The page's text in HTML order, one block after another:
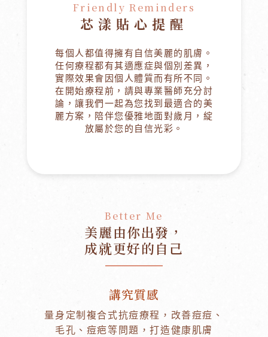
Friendly Reminders
芯漾貼心提醒
每個人都值得擁有自信美麗的肌膚。
任何療程都有其適應症與個別差異，
實際效果會因個人體質而有所不同。
在開始療程前，請與專業醫師充分討
論，讓我們一起為您找到最適合的美
麗方案，陪伴您優雅地面對歲月，綻
放屬於您的自信光彩。
Better Me
美麗由你出發，
成就更好的自己
講究質感
量身定制複合式抗痘療程，改善痘痘、
毛孔、痘疤等問題，打造健康肌膚